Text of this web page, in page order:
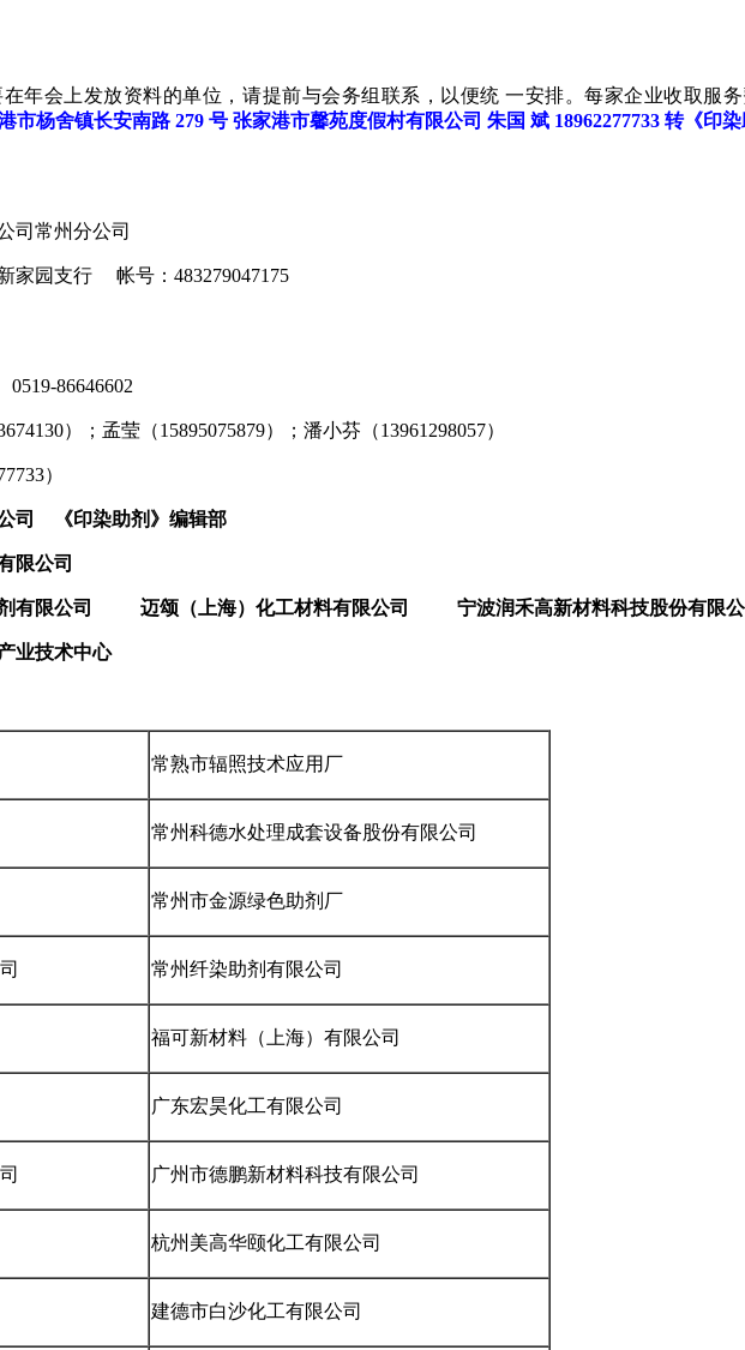
年会上发放资料的单位，请提前与会务组联系，以便统 一安排。每家企业收取服
市杨舍镇长安南路 279 号 张家港市馨苑度假村有限公司 朱国 斌 18962277733 转《印
司常州分公司
家园支行 帐号：483279047175
86646602
）；孟莹（15895075879）；潘小芬（13961298057）
）
司 《印染助剂》编辑部
限公司
剂有限公司 迈颂（上海）化工材料有限公司 宁波润禾高新材料科技股份有限
业技术中心
常熟市辐照技术应用厂
常州科德水处理成套设备股份有限公司
常州市金源绿色助剂厂
常州纤染助剂有限公司
福可新材料（上海）有限公司
广东宏昊化工有限公司
广州市德鹏新材料科技有限公司
杭州美高华颐化工有限公司
建德市白沙化工有限公司